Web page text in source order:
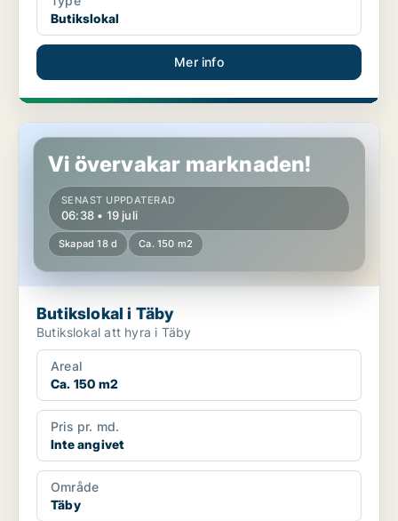
Butikslokal
Mer info
Butikslokal i Täby
Vi övervakar marknaden!
SENAST UPPDATERAD
06:38 • 19 juli
Skapad 18 d Ca. 150 m2
Butikslokal i Täby
Butikslokal att hyra i Täby
Areal
Ca. 150 m2
Pris pr. md.
Inte angivet
Område
Täby